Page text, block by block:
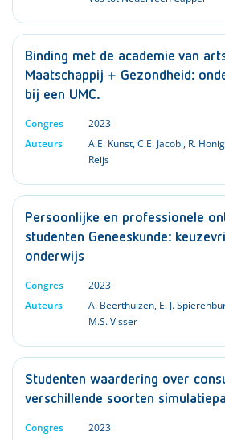
Binding met de academie van
Maatschappij + Gezondheid:
bij een UMC.
Congres
2023
Auteurs
A.E. Kunst,C.E. Jacobi, R.
Reijs
Persoonlijke en professionele
studenten Geneeskunde:
onderwijs
Congres
2023
Auteurs
A. Beerthuizen, E. J.
M.S. Visser
Studenten waardering over
verschillende soorten
Congres
2023